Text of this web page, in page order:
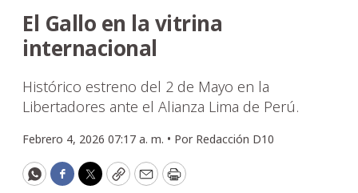
El Gallo en la vitrina
internacional
Histórico estreno del 2 de Mayo en la
Libertadores ante el Alianza Lima de Perú.
Febrero 4, 2026 07:17 a. m. • Por Redacción D10
WhatsApp
Facebook
Twitter
CopyEmailPrint